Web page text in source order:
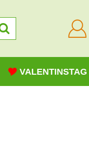
VALENTINSTAG